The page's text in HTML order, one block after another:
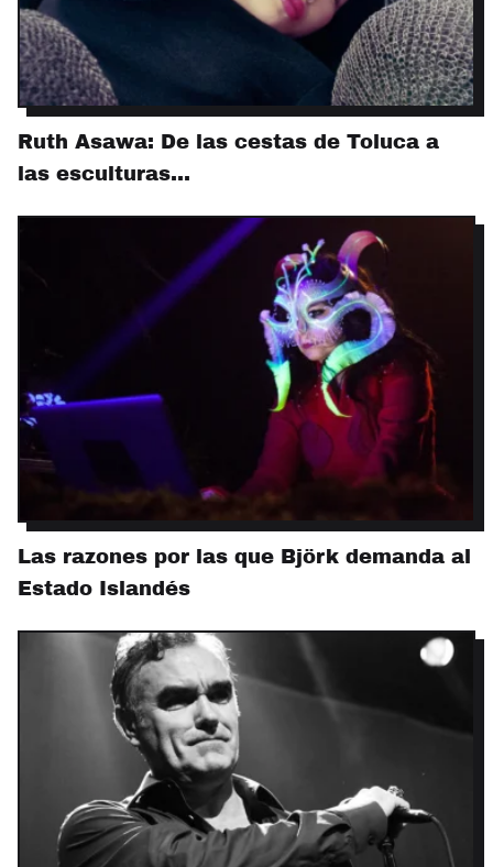
Ruth Asawa: De las cestas de Toluca a
las esculturas…
Las razones por las que Björk demanda al
Estado Islandés